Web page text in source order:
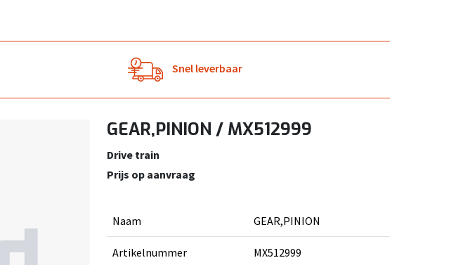
Snel leverbaar
GEAR,PINION / MX512999
Drive train
Prijs op aanvraag
Naam GEAR,PINION
Artikelnummer MX512999